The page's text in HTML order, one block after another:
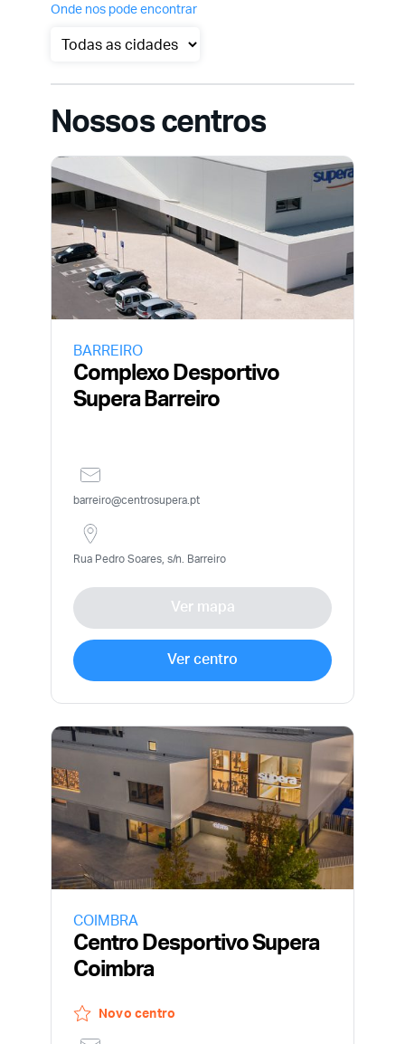
Onde nos pode encontrar
Nossos centros
BARREIRO
Complexo Desportivo
Supera Barreiro
barreiro@centrosupera.pt
Rua Pedro Soares, s/n. Barreiro
Ver mapa
Ver centro
COIMBRA
Centro Desportivo Supera
Coimbra
Novo centro